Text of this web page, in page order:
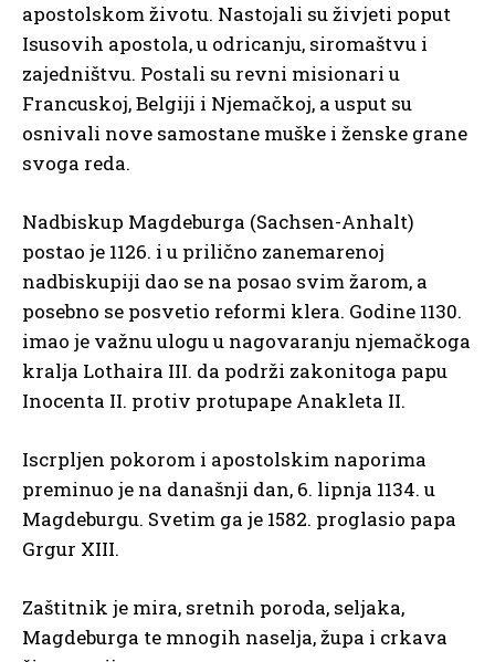
apostolskom životu. Nastojali su živjeti poput
Isusovih apostola, u odricanju, siromaštvu i
zajedništvu. Postali su revni misionari u
Francuskoj, Belgiji i Njemačkoj, a usput su
osnivali nove samostane muške i ženske grane
svoga reda.
Nadbiskup Magdeburga (Sachsen-Anhalt)
postao je 1126. i u prilično zanemarenoj
nadbiskupiji dao se na posao svim žarom, a
posebno se posvetio reformi klera. Godine 1130.
imao je važnu ulogu u nagovaranju njemačkoga
kralja Lothaira III. da podrži zakonitoga papu
Inocenta II. protiv protupape Anakleta II.
Iscrpljen pokorom i apostolskim naporima
preminuo je na današnji dan, 6. lipnja 1134. u
Magdeburgu. Svetim ga je 1582. proglasio papa
Grgur XIII.
Zaštitnik je mira, sretnih poroda, seljaka,
Magdeburga te mnogih naselja, župa i crkava